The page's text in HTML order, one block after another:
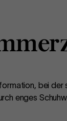
bei der
enges